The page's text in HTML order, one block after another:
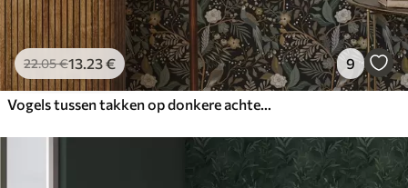
22.05€13.23€ 9
Vogels tussen takken op donkere achtergrond